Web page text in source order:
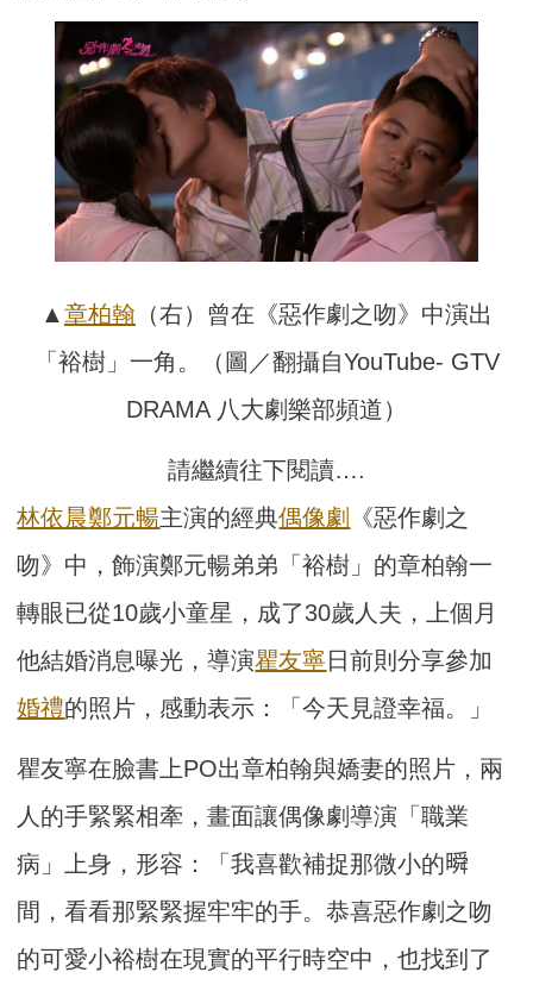
▲ 章柏翰 （右）曾在《惡作劇之吻》中演出
「裕樹」一角。（圖／翻攝自YouTube- GTV
DRAMA 八大劇樂部頻道）
請繼續往下閱讀….
林依晨鄭元暢主演的經典偶像劇
《惡作劇之
吻》中，飾演鄭元暢弟弟「裕樹」的章柏翰一
轉眼已從10歲小童星，成了30歲人夫，上個月
他結婚消息曝光，導演瞿友寧日前則分享參加
婚禮的照片，感動表示：「今天見證幸福。」
瞿友寧在臉書上PO出章柏翰與嬌妻的照片，兩
人的手緊緊相牽，畫面讓偶像劇導演「職業
病」上身，形容：「我喜歡補捉那微小的𣊬
間，看看那緊緊握牢牢的手。恭喜惡作劇之吻
的可愛小裕樹在現實的平行時空中，也找到了